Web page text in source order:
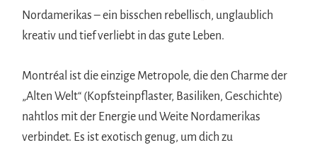
Nordamerikas – ein bisschen rebellisch, unglaublich
kreativ und tief verliebt in das gute Leben.
Montréal ist die einzige Metropole, die den Charme der
„Alten Welt“ (Kopfsteinpflaster, Basiliken, Geschichte)
nahtlos mit der Energie und Weite Nordamerikas
verbindet. Es ist exotisch genug, um dich zu